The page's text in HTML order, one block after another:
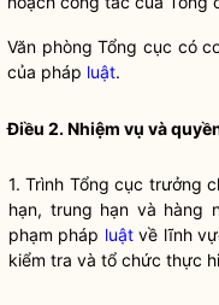
Văn phòng Tổng cục có
của pháp luật.
Điều 2. Nhiệm vụ và
1. Trình Tổng cục trưởng
hạn, trung hạn và hàng
phạm pháp luậtvề lĩnh
kiểm tra và tổ chức thực